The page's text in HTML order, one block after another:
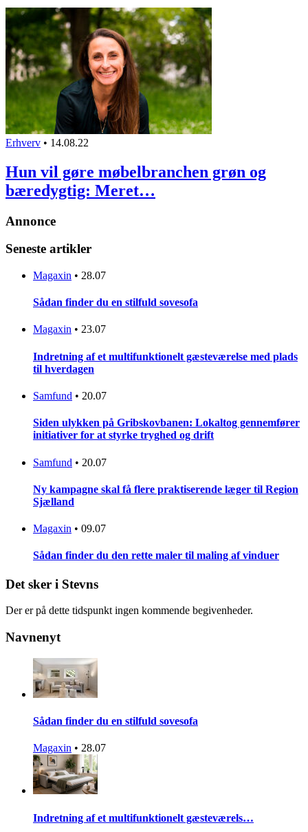
Erhverv • 14.08.22
Hun vil gøre møbelbranchen grøn og
bæredygtig: Meret…
Annonce
Seneste artikler
Magaxin • 28.07
Sådan finder du en stilfuld sovesofa
Magaxin • 23.07
Indretning af et multifunktionelt gæsteværelse med plads
til hverdagen
Samfund • 20.07
Siden ulykken på Gribskovbanen: Lokaltog gennemfører
initiativer for at styrke tryghed og drift
Samfund • 20.07
Ny kampagne skal få flere praktiserende læger til Region
Sjælland
Magaxin • 09.07
Sådan finder du den rette maler til maling af vinduer
Det sker i Stevns
Der er på dette tidspunkt ingen kommende begivenheder.
Navnenyt
Sådan finder du en stilfuld sovesofa
Magaxin • 28.07
Indretning af et multifunktionelt gæsteværels…